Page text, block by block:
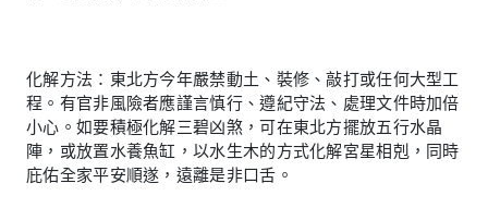
化解方法：東北方今年嚴禁動土、裝修、敲打或任何大型工
程。有官非風險者應謹言慎行、遵紀守法、處理文件時加倍
小心。如要積極化解三碧凶煞，可在東北方擺放五行水晶
陣，或放置水養魚缸，以水生木的方式化解宮星相剋，同時
庇佑全家平安順遂，遠離是非口舌。